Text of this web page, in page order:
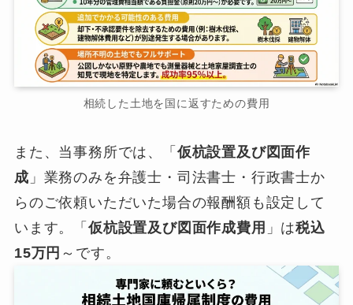
相続した土地を国に返すための費用
また、当事務所では、「 仮杭設置及び図面作
成 」業務のみを弁護士・司法書士・行政書士か
らのご依頼いただいた場合の報酬額も設定して
います。「 仮杭設置及び図面作成費用 」は税込
15万円 ～です。